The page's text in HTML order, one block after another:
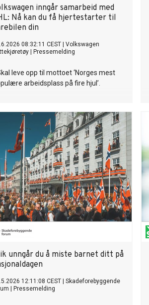
inngår samarbeid med
Nå kan du få hjertestarter til
din
08:32:11 CEST
Volkswagen
Pressemelding
leve opp til mottoet ‘Norges mest
arbeidsplass på fire hjul’.
unngår du å miste barnet ditt på
12:11:08 CEST
Skadeforebyggende
Pressemelding